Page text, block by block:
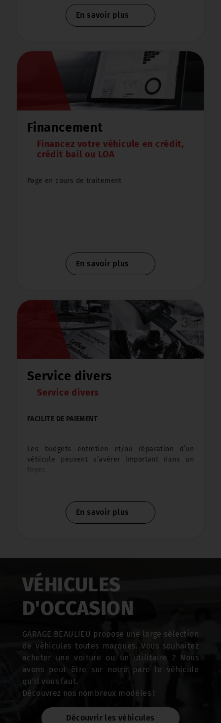
Merci de votre compréhension
En savoir plus
Financement
Financez votre véhicule en crédit,
crédit bail ou LOA
Page en cours de traitement
En savoir plus
Service divers
Service divers
FACILITE DE PAIEMENT
Les budgets entretien et/ou réparation d’un
véhicule peuvent s’avérer important dans un
foyer.
Le GARAGE BEAULIEU vous propose d’effectuer le
règlement de votre facture en 2,3 ou même 4 fois
par carte bancaire et sans frais supplémentaire.
La carte grise, aussi appelée « certificat
d’immatriculation », est obligatoire pour rouler
librement avec votre véhicule.
Des démarches administratives sont obligatoires
lors de chaque nouvelle acquisition.
Nous disposons de tous les outils pour effectuer
votre demande de carte grise le plus rapidement
possible, nous pouvons faire les démarches à
En savoir plus
VÉHICULES
D'OCCASION
GARAGE BEAULIEU propose une large sélection
de véhicules toutes marques. Vous souhaitez
acheter une voiture ou un utilitaire ? Nous
avons peut être sur notre parc le véhicule
qu'il vous faut.
Découvrez nos nombreux modèles !
Découvrir les véhicules